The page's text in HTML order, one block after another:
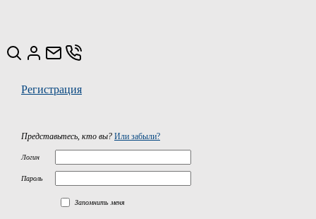
Регистрация
Представьтесь, кто вы? Или забыли?
Логин
Пароль
Запомнить меня